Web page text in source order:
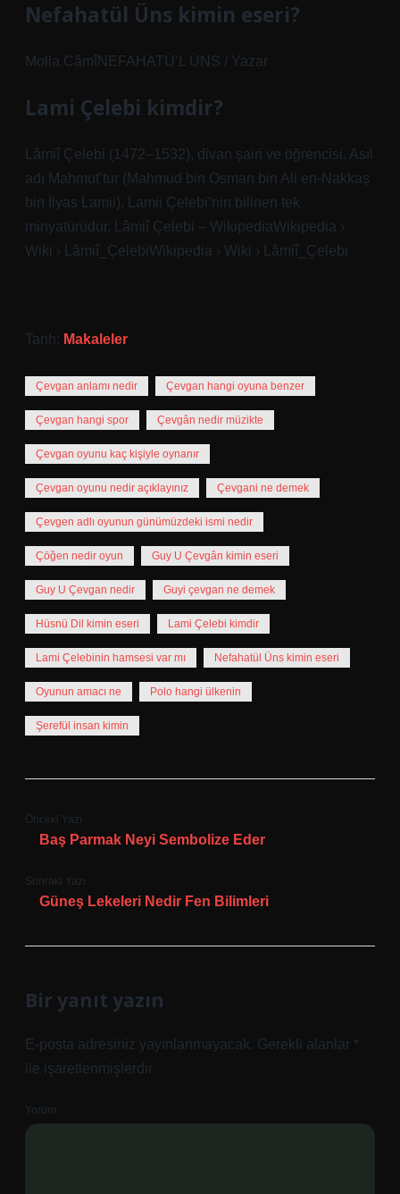
Nefahatül Üns kimin eseri?
Molla CâmîNEFAHATÜ’L ÜNS / Yazar
Lami Çelebi kimdir?
Lâmiî Çelebi (1472–1532), divan şairi ve öğrencisi. Asıl
adı Mahmut’tur (Mahmud bin Osman bin Ali en-Nakkaş
bin İlyas Lamii). Lamii Çelebi’nin bilinen tek
minyatürüdür. Lâmiî Çelebi – WikipediaWikipedia ›
Wiki › Lâmiî_ÇelebiWikipedia › Wiki › Lâmiî_Çelebi
Tarih: Makaleler
Çevgan anlamı nedir Çevgan hangi oyuna benzer
Çevgan hangi spor Çevgân nedir müzikte
Çevgan oyunu kaç kişiyle oynanır
Çevgan oyunu nedir açıklayınız Çevgani ne demek
Çevgen adlı oyunun günümüzdeki ismi nedir
Çöğen nedir oyun Guy U Çevgân kimin eseri
Guy U Çevgan nedir Guyi çevgan ne demek
Hüsnü Dil kimin eseri Lami Çelebi kimdir
Lami Çelebinin hamsesi var mı Nefahatül Üns kimin eseri
Oyunun amacı ne Polo hangi ülkenin
Şerefül insan kimin
Önceki Yazı
Baş Parmak Neyi Sembolize Eder
Sonraki Yazı
Güneş Lekeleri Nedir Fen Bilimleri
Bir yanıt yazın
E-posta adresiniz yayınlanmayacak. Gerekli alanlar *
ile işaretlenmişlerdir
Yorum